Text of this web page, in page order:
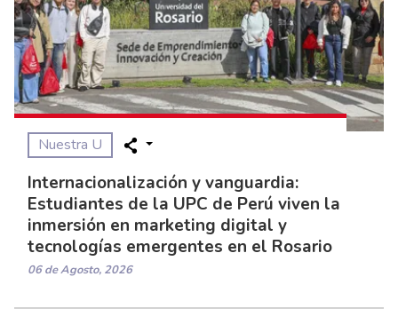
Nuestra U
Internacionalización y vanguardia:
Estudiantes de la UPC de Perú viven la
inmersión en marketing digital y
tecnologías emergentes en el Rosario
06 de Agosto, 2026